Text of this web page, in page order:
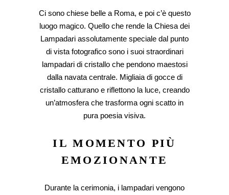
Ci sono chiese belle a Roma, e poi c’è questo
luogo magico. Quello che rende la Chiesa dei
Lampadari assolutamente speciale dal punto
di vista fotografico sono i suoi straordinari
lampadari di cristallo che pendono maestosi
dalla navata centrale. Migliaia di gocce di
cristallo catturano e riflettono la luce, creando
un’atmosfera che trasforma ogni scatto in
pura poesia visiva.
IL MOMENTO PIÙ
EMOZIONANTE
Durante la cerimonia, i lampadari vengono